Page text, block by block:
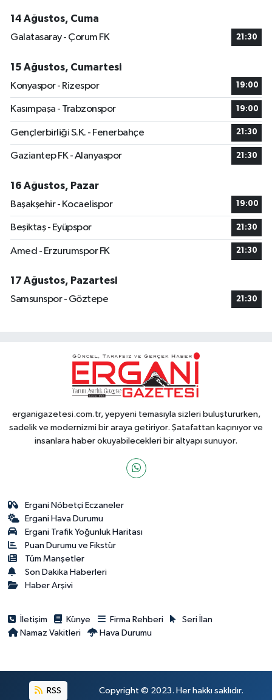
14 Ağustos, Cuma
Galatasaray - Çorum FK
21:30
15 Ağustos, Cumartesi
Konyaspor - Rizespor
19:00
Kasımpaşa - Trabzonspor 19:00
Gençlerbirliği S.K. - Fenerbahçe 21:30
Gaziantep FK - Alanyaspor 21:30
16 Ağustos, Pazar
Başakşehir - Kocaelispor
19:00
Beşiktaş - Eyüpspor 21:30
Amed - Erzurumspor FK 21:30
17 Ağustos, Pazartesi
Samsunspor - Göztepe
21:30
erganigazetesi.com.tr, yepyeni temasıyla sizleri buluştururken,
sadelik ve modernizmi bir araya getiriyor. Şatafattan kaçınıyor ve
insanlara haber okuyabilecekleri bir altyapı sunuyor.
Ergani Nöbetçi Eczaneler
Ergani Hava Durumu
Ergani Trafik Yoğunluk Haritası
Puan Durumu ve Fikstür
Tüm Manşetler
Son Dakika Haberleri
Haber Arşivi
İletişim Künye Firma Rehberi
Seri İlan
Namaz Vakitleri
Hava Durumu
RSS Copyright © 2023. Her hakkı saklıdır.